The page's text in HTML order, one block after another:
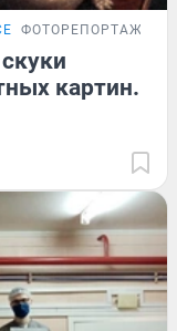
ФОТОРЕПОРТАЖ
картин.